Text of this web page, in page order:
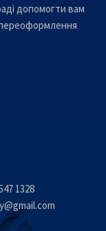
допомогти вам
1328